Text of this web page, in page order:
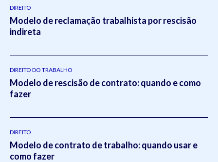
DIREITO
Modelo de reclamação trabalhista por rescisão
indireta
DIREITO DO TRABALHO
Modelo de rescisão de contrato: quando e como
fazer
DIREITO
Modelo de contrato de trabalho: quando usar e
como fazer